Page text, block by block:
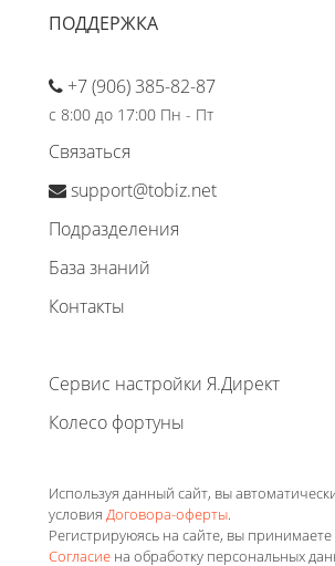
ПОДДЕРЖКА
+7 (906) 385-82-87
с 8:00 до 17:00 Пн - Пт
Связаться
support@tobiz.net
Подразделения
База знаний
Контакты
Сервис настройки Я.Директ
Колесо фортуны
Используя данный сайт, вы
условия Договора-оферты.
Регистрируюясь на сайте, вы принимаете
Согласие на обработку персональных